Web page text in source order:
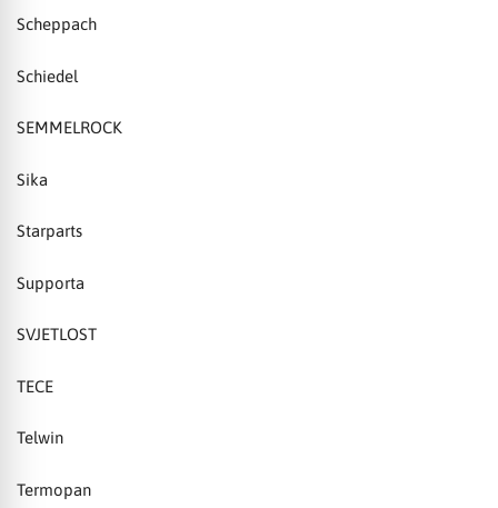
Scheppach
Schiedel
SEMMELROCK
Sika
Starparts
Supporta
SVJETLOST
TECE
Telwin
Termopan